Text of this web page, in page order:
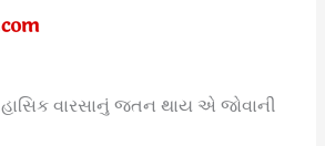
વારસાનું જતન થાય એ જોવાની